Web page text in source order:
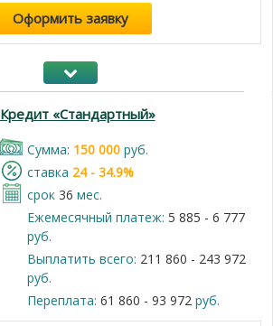
Оформить заявку
Кредит «Стандартный»
Cумма: 150 000руб.
cтавка 24 - 34.9%
срок 36 мес.
Ежемесячный платеж: 5 885 - 6 777
руб.
Выплатить всего: 211 860 - 243 972
руб.
Переплата: 61 860 - 93 972руб.